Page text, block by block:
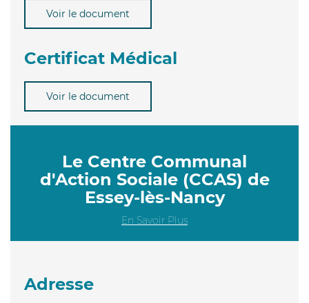
Voir le document
Certificat Médical
Voir le document
Le Centre Communal
d'Action Sociale (CCAS) de
Essey-lès-Nancy
En Savoir Plus
Adresse